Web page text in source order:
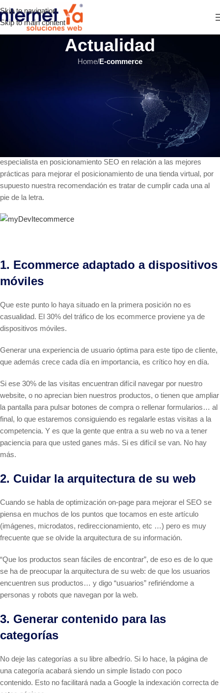
Skip to navigation
Skip to main content
Actualidad
Home/E-commerce
ÚLTIMOS ARTÍCULOS
SEO para Ecommerce: 11 trucos
para mejorarlo
INTERNET YA Soluciones Web el 15 septiembre, 2016
A continuación encuentra las sugerencias de un reconocido
especialista en posicionamiento SEO en relación a las mejores
prácticas para mejorar el posicionamiento de una tienda virtual, por
supuesto nuestra recomendación es tratar de cumplir cada una al
pie de la letra.
1. Ecommerce adaptado a dispositivos
móviles
Que este punto lo haya situado en la primera posición no es
casualidad. El 30% del tráfico de los ecommerce proviene ya de
dispositivos móviles.
Generar una experiencia de usuario óptima para este tipo de cliente,
que además crece cada día en importancia, es crítico hoy en día.
Si ese 30% de las visitas encuentran difícil navegar por nuestro
website, o no aprecian bien nuestros productos, o tienen que ampliar
la pantalla para pulsar botones de compra o rellenar formularios… al
final, lo que estaremos consiguiendo es regalarle estas visitas a la
competencia. Y es que la gente que entra a su web no va a tener
paciencia para que usted ganes más. Si es difícil se van. No hay
más.
2. Cuidar la arquitectura de su web
Cuando se habla de optimización on-page para mejorar el SEO se
piensa en muchos de los puntos que tocamos en este artículo
(imágenes, microdatos, redireccionamiento, etc …) pero es muy
frecuente que se olvide la arquitectura de su información.
“Que los productos sean fáciles de encontrar”, de eso es de lo que
se ha de preocupar la arquitectura de su web: de que los usuarios
encuentren sus productos… y digo “usuarios” refiriéndome a
personas y robots que navegan por la web.
3. Generar contenido para las
categorías
No deje las categorías a su libre albedrío. Si lo hace, la página de
una categoría acabará siendo un simple listado con poco
contenido. Esto no facilitará nada a Google la indexación correcta de